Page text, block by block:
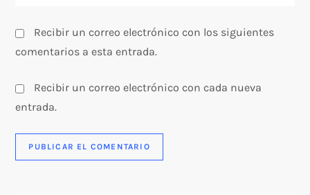
Recibir un correo electrónico con los siguientes
comentarios a esta entrada.
Recibir un correo electrónico con cada nueva
entrada.